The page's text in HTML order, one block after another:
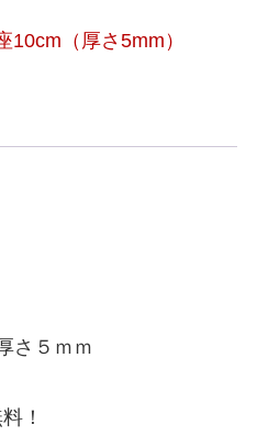
10cm（厚さ5mm）
さ５ｍｍ
！